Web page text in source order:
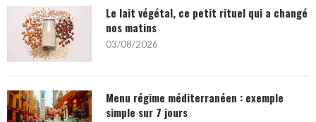
Le lait végétal, ce petit rituel qui a changé
nos matins
03/08/2026
Menu régime méditerranéen : exemple
simple sur 7 jours